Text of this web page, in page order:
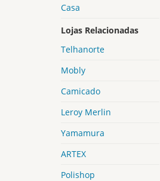
Casa
Lojas Relacionadas
Telhanorte
Mobly
Camicado
Leroy Merlin
Yamamura
ARTEX
Polishop